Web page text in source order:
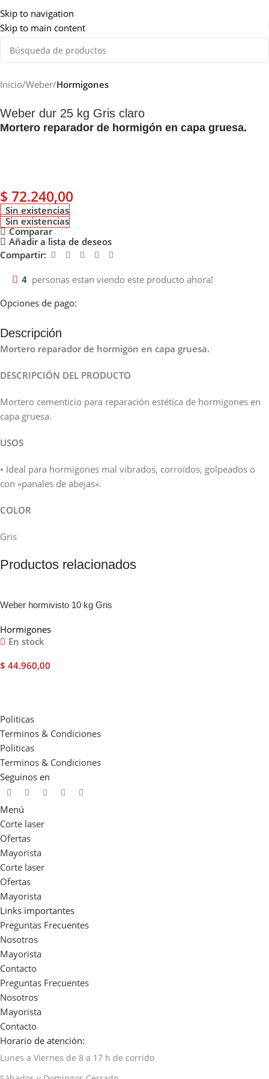
Skip to navigation
Skip to main content
Inicio Weber Hormigones
Weber dur 25 kg Gris claro
Mortero reparador de hormigón en capa gruesa.
$ 72.240,00
Sin existencias
Sin existencias
Comparar
Añadir a lista de deseos
Compartir:
4 personas estan viendo este producto ahora!
Opciones de pago:
Descripción
Mortero reparador de hormigón en capa gruesa.
DESCRIPCIÓN DEL PRODUCTO
Mortero cementicio para reparación estética de hormigones en
capa gruesa.
USOS
• Ideal para hormigones mal vibrados, corroídos, golpeados o
con «panales de abejas».
COLOR
Gris
Productos relacionados
Weber hormivisto 10 kg Gris
Hormigones
En stock
$ 44.960,00
Politicas
Terminos & Condiciones
Politicas
Terminos & Condiciones
Seguinos en
Menú
Corte laser
Ofertas
Mayorista
Corte laser
Ofertas
Mayorista
Links importantes
Preguntas Frecuentes
Nosotros
Mayorista
Contacto
Preguntas Frecuentes
Nosotros
Mayorista
Contacto
Horario de atención:
Lunes a Viernes de 8 a 17 h de corrido